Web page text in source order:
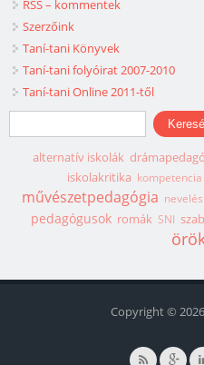
RSS – kommentek
Szerzőink
Taní-tani Könyvek
Taní-tani folyóirat 2007-2010
Taní-tani Online 2011-től
Keresés űrlap
Keresés
alternatív iskolák
iskolakritika kompetencia
művészetpedagógia nevelés
pedagógusok romák SNI
Copyright ©